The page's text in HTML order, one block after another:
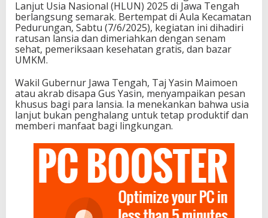
Lanjut Usia Nasional (HLUN) 2025 di Jawa Tengah
berlangsung semarak. Bertempat di Aula Kecamatan
Pedurungan, Sabtu (7/6/2025), kegiatan ini dihadiri
ratusan lansia dan dimeriahkan dengan senam
sehat, pemeriksaan kesehatan gratis, dan bazar
UMKM.
Wakil Gubernur Jawa Tengah, Taj Yasin Maimoen
atau akrab disapa Gus Yasin, menyampaikan pesan
khusus bagi para lansia. Ia menekankan bahwa usia
lanjut bukan penghalang untuk tetap produktif dan
memberi manfaat bagi lingkungan.